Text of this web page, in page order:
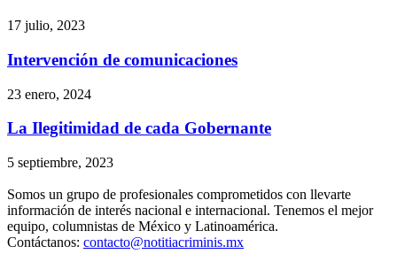
17 julio, 2023
Intervención de comunicaciones
23 enero, 2024
La Ilegitimidad de cada Gobernante
5 septiembre, 2023
Somos un grupo de profesionales comprometidos con llevarte
información de interés nacional e internacional. Tenemos el mejor
equipo, columnistas de México y Latinoamérica.
Contáctanos: contacto@notitiacriminis.mx